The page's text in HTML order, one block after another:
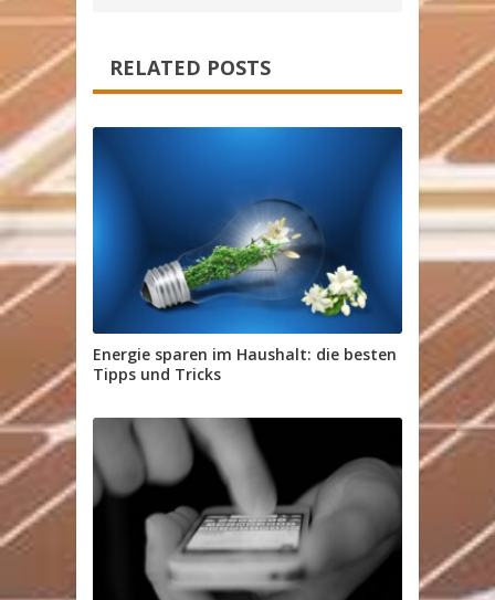
RELATED POSTS
Energie sparen im Haushalt: die besten
Tipps und Tricks